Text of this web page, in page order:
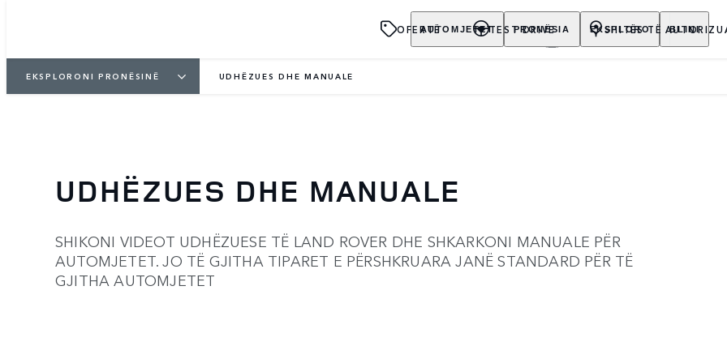
AUTOMJETET PRONËSIA EKSPLORO BLINI
OFERTË TEST DRIVE SHITËS TË
EKSPLORONI PRONËSINË UDHËZUES DHE MANUALE
UDHËZUES DHE MANUALE
SHIKONI VIDEOT UDHËZUESE TË LAND ROVER DHE SHKARKONI MANUALE PËR
AUTOMJETET. JO TË GJITHA TIPARET E PËRSHKRUARA JANË STANDARD PËR TË
GJITHA AUTOMJETET